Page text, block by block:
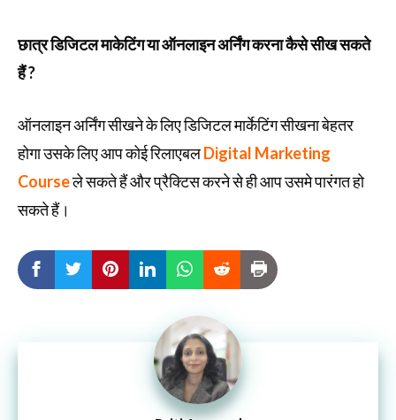
छात्र डिजिटल माकेटिंग या ऑनलाइन अर्निंग करना कैसे सीख सकते
हैं ?
ऑनलाइन अर्निंग सीखने के लिए डिजिटल मार्केटिंग सीखना बेहतर
होगा उसके लिए आप कोई रिलाएबलDigital Marketing
Courseले सकते हैं और प्रैक्टिस करने से ही आप उसमे पारंगत हो
सकते हैं।